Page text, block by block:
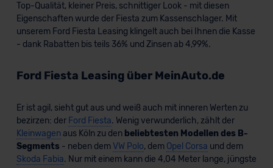
Top-Qualität, kleiner Preis, schnittiger Look - mit diesen
Eigenschaften wurde der Fiesta zum Kassenschlager. Mit
unserem Ford Fiesta Leasing klingelt auch bei Ihnen die Kasse
- dank Rabatten bis teils 36% und Zinsen ab 4,99%.
Ford Fiesta Leasing über MeinAuto.de
Er ist agil, sieht gut aus und weiß auch mit inneren Werten zu
bezirzen: der Ford Fiesta. Wenig verwunderlich, zählt der
Kleinwagenaus Köln zu den beliebtesten Modellen des B-
Segments - neben demVW Polo, dem Opel Corsa und dem
Skoda Fabia. Nur mit einem kann die 4,04 Meter lange, jüngste